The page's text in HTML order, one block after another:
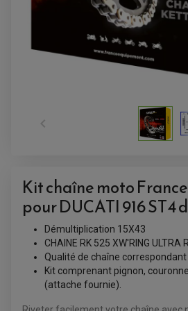
ACCESSOIRES QUAD
ACCESSOIRES ANODISES POUR
GUIDON QUAD
KIT DÉCO QUAD / SSV
POIGNÉE QUAD
PROTÈGE-MAINS
PONTETS / REHAUSSES DE GUIDON
REPOSE PIED QUAD

Kit chaîne moto
pour DUCATI 916 ST4
Démultiplication 15X43
CHAINE RK 525 XW'RING ULTRA
Qualité de chaîne correspondant
Kit comprenant pignon,
(attache fournie).